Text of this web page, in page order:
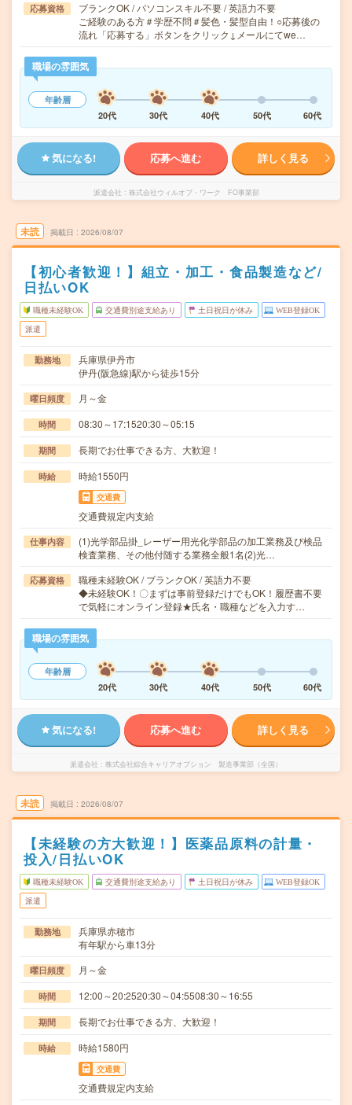
応募資格
ブランクOK / パソコンスキル不要 / 英語力不要
ご経験のある方＃学歴不問＃髪色・髪型自由！○応募後の
流れ「応募する」ボタンをクリック↓メールにてwe…
職場の雰囲気
年齢層
20代
30代 40代 50代 60代
気になる! 応募へ進む 詳しく見る
派遣会社 株式会社ウィルオブ・ワーク FO事業部
未読 掲載日 2026/08/07
【初心者歓迎！】組立・加工・食品製造など/
日払いOK
職種未経験OK 交通費別途支給あり 土日祝日が休み WEB登録OK
派遣
勤務地
兵庫県伊丹市
伊丹(阪急線)駅から徒歩15分
曜日頻度 月～金
時間 08:30～17:1520:30～05:15
期間 長期でお仕事できる方、大歓迎！
時給 時給1550円
交通費
交通費規定内支給
仕事内容
(1)光学部品掛_レーザー用光化学部品の加工業務及び検品
検査業務、その他付随する業務全般1名(2)光…
応募資格
職種未経験OK / ブランクOK / 英語力不要
◆未経験OK！〇まずは事前登録だけでもOK！履歴書不要
で気軽にオンライン登録★氏名・職種などを入力す…
職場の雰囲気
年齢層
20代
30代 40代 50代 60代
気になる! 応募へ進む 詳しく見る
派遣会社 株式会社綜合キャリアオプション 製造事業部（全国）
未読 掲載日 2026/08/07
【未経験の方大歓迎！】医薬品原料の計量・
投入/日払いOK
職種未経験OK 交通費別途支給あり 土日祝日が休み WEB登録OK
派遣
勤務地
兵庫県赤穂市
有年駅から車13分
曜日頻度 月～金
時間 12:00～20:2520:30～04:5508:30～16:55
期間 長期でお仕事できる方、大歓迎！
時給 時給1580円
交通費
交通費規定内支給